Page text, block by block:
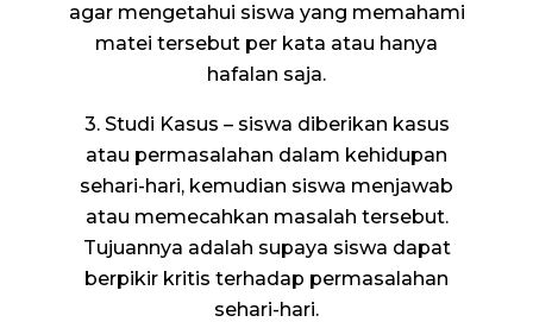
agar mengetahui siswa yang memahami
matei tersebut per kata atau hanya
hafalan saja.
3. Studi Kasus – siswa diberikan kasus
atau permasalahan dalam kehidupan
sehari-hari, kemudian siswa menjawab
atau memecahkan masalah tersebut.
Tujuannya adalah supaya siswa dapat
berpikir kritis terhadap permasalahan
sehari-hari.